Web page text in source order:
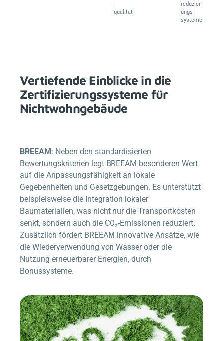
-
qualität
reduzier-
ungs-
systeme
Vertiefende Einblicke in die
Zertifizierungssysteme für
Nichtwohngebäude
BREEAM : Neben den standardisierten
Bewertungskriterien legt BREEAM besonderen Wert
auf die Anpassungsfähigkeit an lokale
Gegebenheiten und Gesetzgebungen. Es unterstützt
beispielsweise die Integration lokaler
Baumaterialien, was nicht nur die Transportkosten
senkt, sondern auch die CO₂-Emissionen reduziert.
Zusätzlich fördert BREEAM innovative Ansätze, wie
die Wiederverwendung von Wasser oder die
Nutzung erneuerbarer Energien, durch
Bonussysteme.